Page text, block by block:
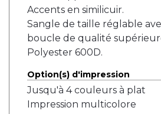
Accents en similicuir.
Sangle de taille réglable
boucle de qualité
Polyester 600D.
Option(s) d'impression
Jusqu'à 4 couleurs à plat
Impression multicolore